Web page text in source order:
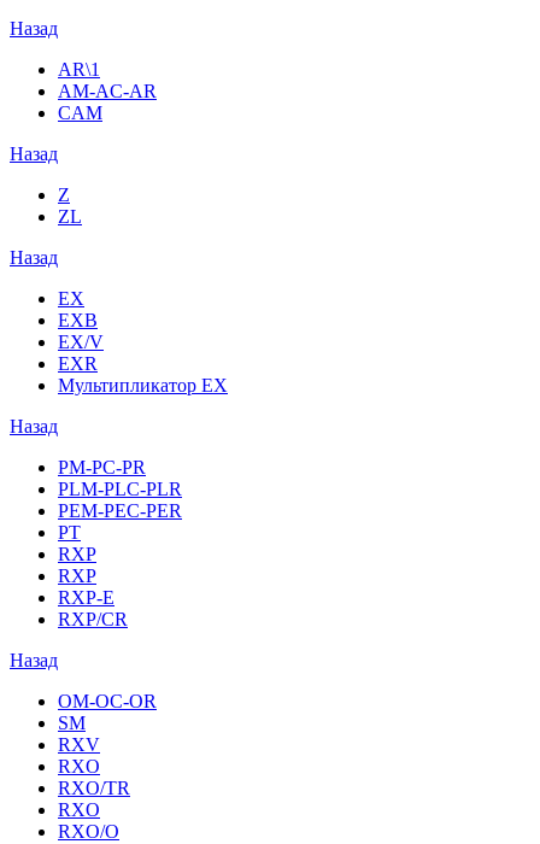
Назад
AR\1
AM-AC-AR
CAM
Назад
Z
ZL
Назад
EX
EXB
EX/V
EXR
Мультипликатор EX
Назад
PM-PC-PR
PLM-PLC-PLR
PEM-PEC-PER
PT
RXP
RXP
RXP-E
RXP/CR
Назад
OM-OC-OR
SM
RXV
RXO
RXO/TR
RXO
RXO/O